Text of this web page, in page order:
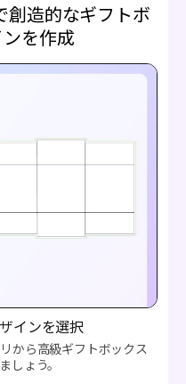
創造的なギフトボ
を作成
インを選択
から高級ギフトボックス
しょう。